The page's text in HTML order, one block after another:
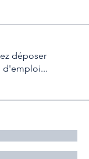
déposer
d'emploi...